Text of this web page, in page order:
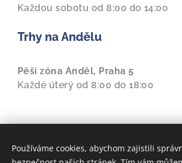
Každou sobotu od 8:00 do 14:00
Trhy na Andělu
Pěší zóna Anděl, Praha 5
Každé úterý od 8:00 do 18:00
Používáme cookies, abychom zajistili